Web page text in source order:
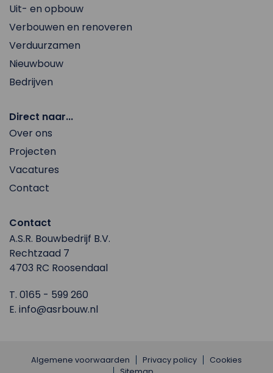
Uit- en opbouw
Verbouwen en renoveren
Verduurzamen
Nieuwbouw
Bedrijven
Direct naar...
Over ons
Projecten
Vacatures
Contact
Contact
A.S.R. Bouwbedrijf B.V.
Rechtzaad 7
4703 RC Roosendaal
T. 0165 - 599 260
E. info@asrbouw.nl
Algemene voorwaarden Privacy policy
Cookies